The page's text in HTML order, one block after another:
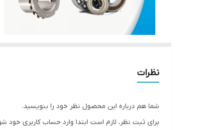
نظرات
شما هم درباره این محصول نظر خود را بنویسید.
برای ثبت نظر، لازم است ابتدا وارد حساب کاربری خود